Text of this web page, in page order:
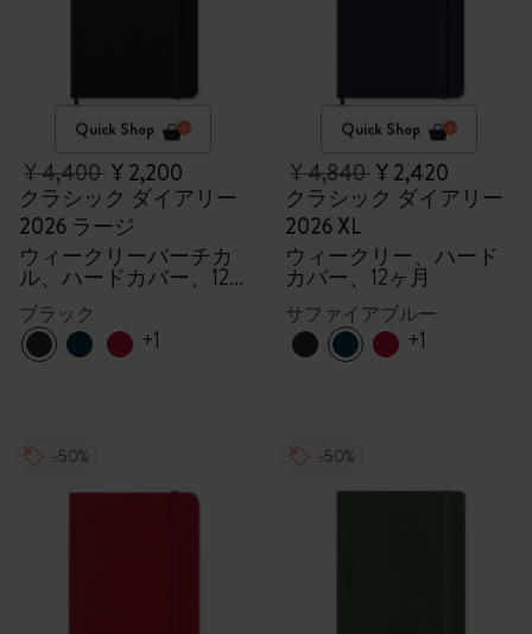
Quick Shop
¥ 4,400¥ 2,200
クラシック ダイアリー
2026 ラージ
ウィークリーバーチカ
ル、ハードカバー、12
ヶ月
ブラック
+1
Quick Shop
¥ 4,840¥ 2,420
クラシック ダイアリー
2026 XL
ウィークリー、ハード
カバー、12ヶ月
サファイアブルー
+1
-50% -50%